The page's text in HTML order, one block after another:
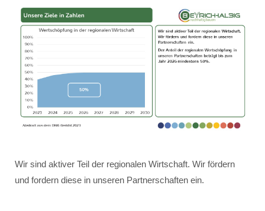
Wir sind aktiver Teil der regionalen Wirtschaft. Wir fördern
und fordern diese in unseren Partnerschaften ein.